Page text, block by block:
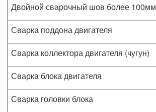
Двойной сварочный шов более 100мм
Сварка поддона двигателя
Сварка коллектора двигателя (чугун)
Сварка блока двигателя
Сварка головки блока